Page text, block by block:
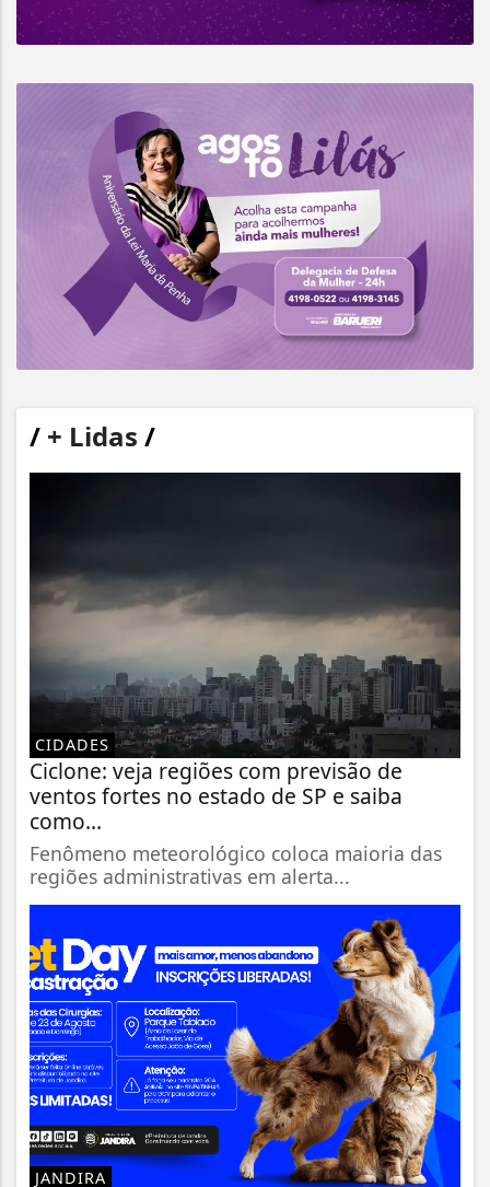
/ + Lidas /
CIDADES
Ciclone: veja regiões com previsão de
ventos fortes no estado de SP e saiba
como...
Fenômeno meteorológico coloca maioria das
regiões administrativas em alerta...
JANDIRA